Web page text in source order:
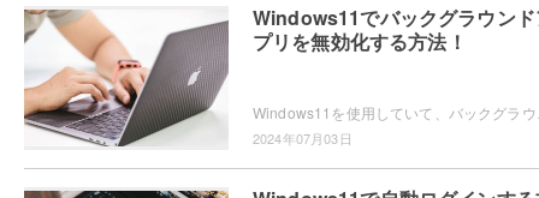
Windows11でバックグラウン
プリを無効化する方法！
2024年07月03日